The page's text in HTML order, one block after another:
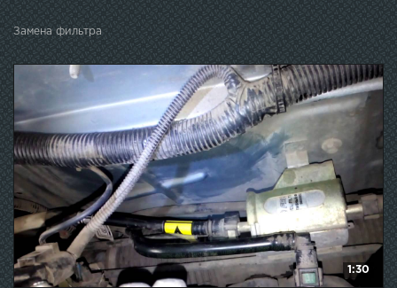
Замена фильтра
1:30